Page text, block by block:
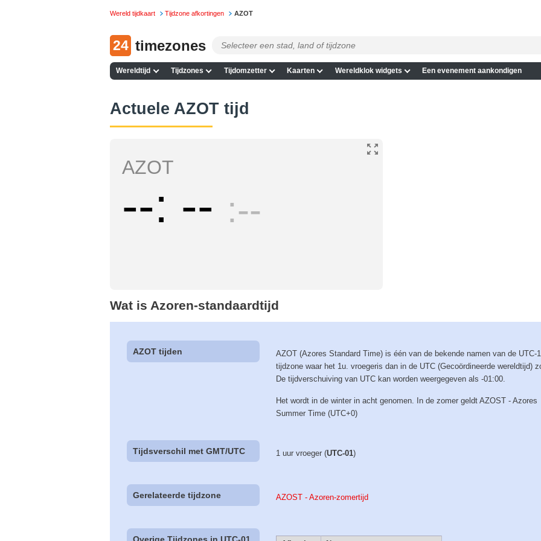
Wereld tijdkaart Tijdzone afkortingen AZOT
24 timezones
Wereldtijd Tijdzones Tijdomzetter Kaarten Wereldklok widgets Een evenement aankondigen
Actuele AZOT tijd
AZOT
-- -- --
Wat is Azoren-standaardtijd
AZOT tijden
AZOT (Azores Standard Time) is één van de bekende namen van de UTC-1
tijdzone waar het 1u. vroegeris dan in de UTC (Gecoördineerde wereldtijd)
De tijdverschuiving van UTC kan worden weergegeven als -01:00.
Het wordt in de winter in acht genomen. In de zomer geldt AZOST - Azores
Summer Time (UTC+0)
Tijdsverschil met GMT/UTC 1 uur vroeger (UTC-01)
Gerelateerde tijdzone AZOST - Azoren-zomertijd